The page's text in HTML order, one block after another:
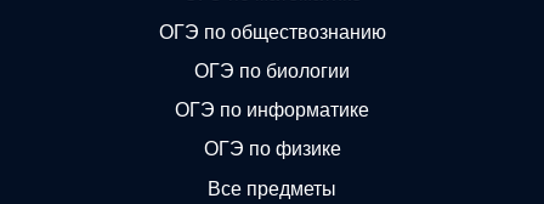
ОГЭ по обществознанию
ОГЭ по биологии
ОГЭ по информатике
ОГЭ по физике
Все предметы